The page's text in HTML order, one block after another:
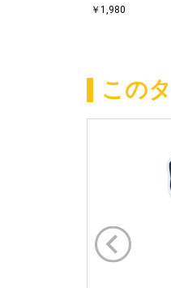
￥1,980
この